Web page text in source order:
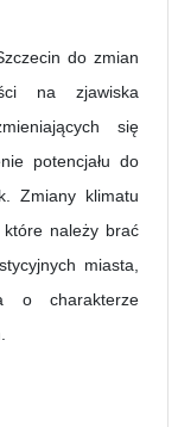
do zmian
na zjawiska
się
potencjału do
Zmiany klimatu
należy brać
miasta,
o charakterze